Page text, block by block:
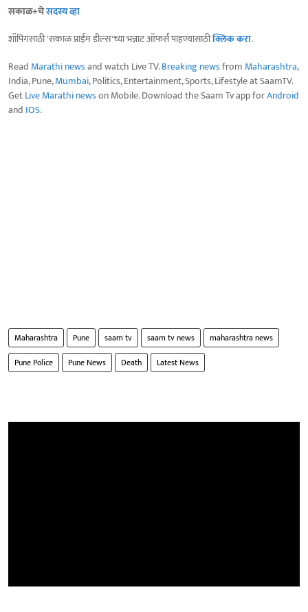
सकाळ+चेसदस्य व्हा
शॉपिंगसाठी 'सकाळ प्राईम डील्स'च्या भन्नाट ऑफर्स पाहण्यासाठीक्लिक करा.
Read Marathi newsand watch Live TV.Breaking newsfrom Maharashtra,
India, Pune,Mumbai, Politics, Entertainment, Sports, Lifestyle at SaamTV.
GetLive Marathi newson Mobile. Download the Saam Tv app forAndroid
and IOS.
Maharashtra Pune saam tv saam tv news
maharashtra news
Pune Police
Pune News Death Latest News